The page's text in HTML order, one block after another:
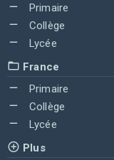
Primaire
Collège
Lycée
France
Primaire
Collège
Lycée
Plus